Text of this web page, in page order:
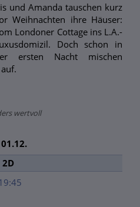
und Amanda tauschen kurz
Weihnachten ihre Häuser:
Londoner Cottage ins L.A.-
Doch schon in
ersten Nacht mischen
wertvoll
2D